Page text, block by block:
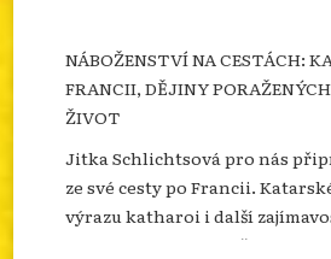
NÁBOŽENSTVÍ NA CESTÁCH:
FRANCII, DĚJINY
ŽIVOT
Jitka Schlichtsová pro nás
ze své cesty po Francii.
výrazu katharoi i další
Více se dozvíte na našem webu.